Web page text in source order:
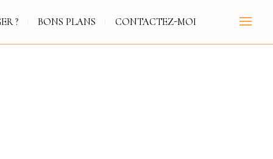
? BONS PLANS CONTACTEZ-MOI